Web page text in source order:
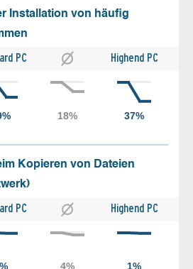
Installation von häufig
PC Highend PC
Kopieren von Dateien
PC Highend PC